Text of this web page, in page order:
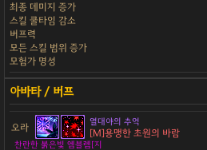
최종 데미지 증가
스킬 쿨타임 감소
버프력
모든 스킬 범위 증가
모험가 명성
오라 열대야의 추억
[M]용맹한 초원의 바람
찬란한 붉은빛 엠블렘[지